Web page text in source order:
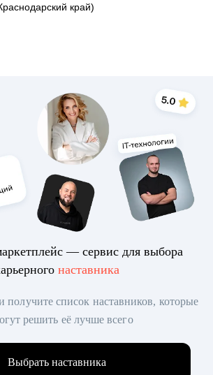
край)
— сервис для выбора
наставника
получите список наставников, которые
решить её лучше всего
Выбрать наставника